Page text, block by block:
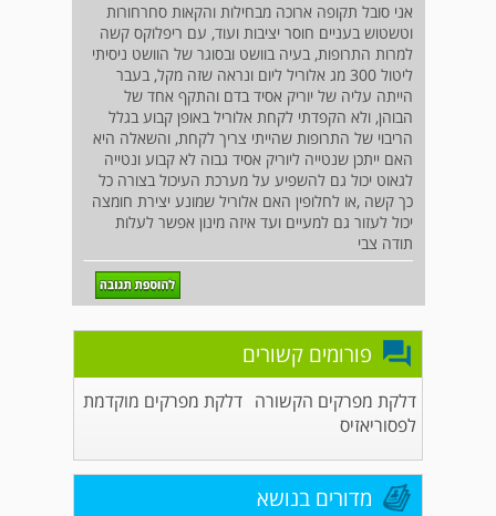
אני סובל תקופה ארוכה מבחילות והקאות סחרחורות
וטשטוש בעניים חוסר יציבות ועוד, עם ריפלוקס קשה
למרות התרופות, בעיה בוושט ובסוגר של הוושט ניסיתי
ליטול 300 מג אלוריל ליום ונראה שזה מקל, בעבר
הייתה עליה של יוריק אסיד בדם והתקף אחד של
הבוהן, ולא הקפדתי לקחת אלוריל באופן קבוע בגלל
הריבוי של התרופות שהייתי צריך לקחת, והשאלה היא
האם ייתכן שנטייה ליוריק אסיד גבוה לא קבוע ונטייה
לגאוט יכול גם להשפיע על מערכת העיכול בצורה כל
כך קשה ,או לחלופין האם אלוריל שמונע יצירת חומצה
יכול לעזור גם למעיים ועד איזה מינון אפשר לעלות
תודה צבי
פורומים קשורים
דלקת מפרקים הקשורה
לפסוריאזיס
דלקת מפרקים מוקדמת
מדורים בנושא